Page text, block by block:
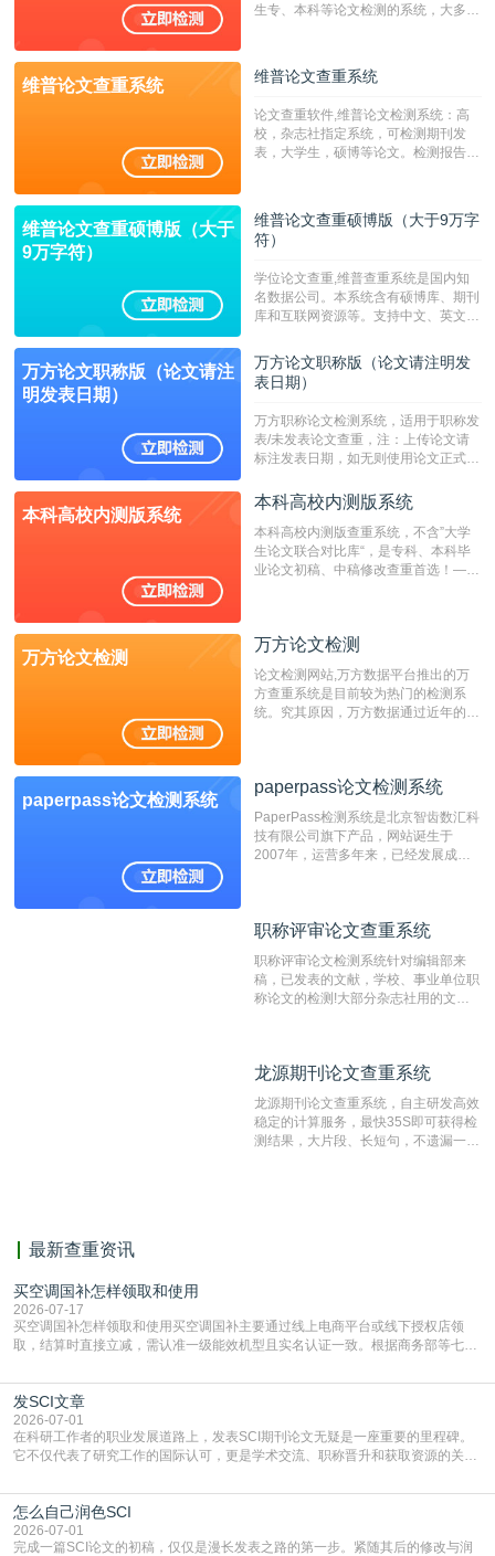
生专、本科等论文检测的系统，大多数
维普论文查重系统 维普论文查重系统
论文查重软件,维普论文检测系统：高
校，杂志社指定系统，可检测期刊发
表，大学生，硕博等论文。检测报告支
维普论文查重硕博版（大于
9万字符）
维普论文查重硕博版（大于9万字
符）
学位论文查重,维普查重系统是国内知
名数据公司。本系统含有硕博库、期刊
库和互联网资源等。支持中文、英文、
定院校！！！
万方论文职称版（论文请注
明发表日期）
万方论文职称版（论文请注明发
表日期）
万方职称论文检测系统，适用于职称发
表/未发表论文查重，注：上传论文请
标注发表日期，如无则使用论文正式发
成时间作为发表日期。
本科高校内测版系统
本科高校内测版系统
本科高校内测版查重系统，不含”大学
生论文联合对比库“，是专科、本科毕
业论文初稿、中稿修改查重首选！——
万方论文检测
万方论文检测
论文检测网站,万方数据平台推出的万
方查重系统是目前较为热门的检测系
统。究其原因，万方数据通过近年的发
非。其次，相对于知网而言，万方检测
重的推荐系统。
paperpass论文检测系统
paperpass论文检测系统
PaperPass检测系统是北京智齿数汇科
技有限公司旗下产品，网站诞生于
2007年，运营多年来，已经发展成为
检测速度快、精度高，市场反映良好。
职称评审论文查重系统
职称评审论文检测系统针对编辑部来
稿，已发表的文献，学校、事业单位职
称论文的检测!大部分杂志社用的文献
编辑部检测来稿和已发表的文献,检测
测时注意填写第一作者,才能排除已发
表文献复制比。（限制字符数1万）
龙源期刊论文查重系统
龙源期刊论文查重系统，自主研发高效
稳定的计算服务，最快35S即可获得检
测结果，大片段、长短句，不遗漏一处
最新查重资讯
买空调国补怎样领取和使用
2026-07-17
买空调国补怎样领取和使用买空调国补主要通过线上电商平台或线下授权店领
取，结算时直接立减‌，需认准一级能效机型且实名认证一致。根据商务部等七部
能领到补贴首选‌京东APP‌搜索专属口令(如【家电补贴1637】、【国补立省
4949】等，口令会随活动更新，以页面显示为准)进入补贴专场。淘宝/天猫也可
复制粘贴【8$FKFGgJq
发SCI文章
2026-07-01
在科研工作者的职业发展道路上，发表SCI期刊论文无疑是一座重要的里程碑。
它不仅代表了研究工作的国际认可，更是学术交流、职称晋升和获取资源的关键
战与困惑。从选题立意到投稿回应，每一步都需要精心的策略与扎实的工作。本
篇AEIC学术交流中心小编就为大家介绍“发SCI文章”。一、精准定位是成功的第
一步发表SCI文章，首要解决的问题是“投
怎么自己润色SCI
2026-07-01
完成一篇SCI论文的初稿，仅仅是漫长发表之路的第一步。紧随其后的修改与润